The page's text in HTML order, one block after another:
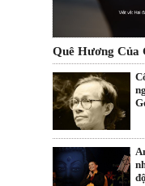
Quê Hương Của